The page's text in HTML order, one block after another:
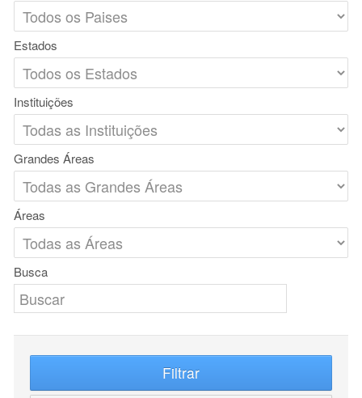
Estados
Instituições
Grandes Áreas
Áreas
Busca
Filtrar